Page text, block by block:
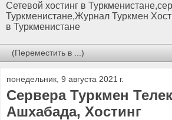
Сетевой хостинг в
Туркменистане,Журнал Туркмен
в Туркменистане
понедельник, 9 августа 2021 г.
Сервера Туркмен
Ашхабада, Хостинг